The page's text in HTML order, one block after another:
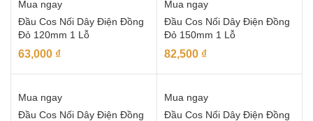
Mua ngay
Đầu Cos Nối Dây Điện Đồng
Đỏ 120mm 1 Lỗ
63,000 ₫
Mua ngay
Đầu Cos Nối Dây Điện Đồng
Đỏ 150mm 1 Lỗ
82,500 ₫
Mua ngay
Đầu Cos Nối Dây Điện Đồng
Mua ngay
Đầu Cos Nối Dây Điện Đồng